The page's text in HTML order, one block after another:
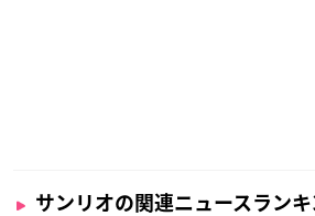
サンリオの関連ニュースランキ